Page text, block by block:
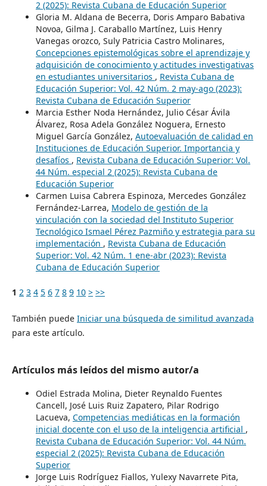
2 (2025): Revista Cubana de Educación Superior
Gloria M. Aldana de Becerra, Doris Amparo Babativa
Novoa, Gilma J. Caraballo Martínez, Luis Henry
Vanegas orozco, Suly Patricia Castro Molinares,
Concepciones epistemológicas sobre el aprendizaje y
adquisición de conocimiento y actitudes investigativas
en estudiantes universitarios , Revista Cubana de
Educación Superior: Vol. 42 Núm. 2 may-ago (2023):
Revista Cubana de Educación Superior
Marcia Esther Noda Hernández, Julio César Ávila
Álvarez, Rosa Adela González Noguera, Ernesto
Miguel García González, Autoevaluación de calidad en
Instituciones de Educación Superior. Importancia y
desafíos , Revista Cubana de Educación Superior: Vol.
44 Núm. especial 2 (2025): Revista Cubana de
Educación Superior
Carmen Luisa Cabrera Espinoza, Mercedes González
Fernández-Larrea, Modelo de gestión de la
vinculación con la sociedad del Instituto Superior
Tecnológico Ismael Pérez Pazmiño y estrategia para su
implementación , Revista Cubana de Educación
Superior: Vol. 42 Núm. 1 ene-abr (2023): Revista
Cubana de Educación Superior
1 2 3 4 5 6 7 8 9 10 > >>
También puede Iniciar una búsqueda de similitud avanzada
para este artículo.
Artículos más leídos del mismo autor/a
Odiel Estrada Molina, Dieter Reynaldo Fuentes
Cancell, José Luis Ruiz Zapatero, Pilar Rodrigo
Lacueva, Competencias mediáticas en la formación
inicial docente con el uso de la inteligencia artificial ,
Revista Cubana de Educación Superior: Vol. 44 Núm.
especial 2 (2025): Revista Cubana de Educación
Superior
Jorge Luis Rodríguez Fiallos, Yulexy Navarrete Pita,